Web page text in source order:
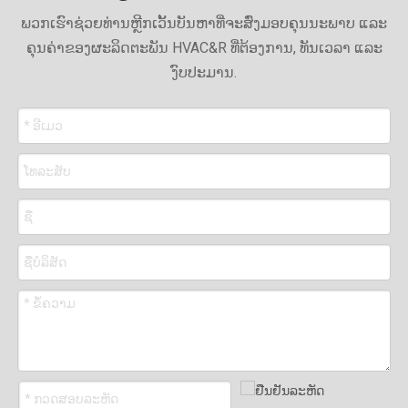
ພວກເຮົາຊ່ວຍທ່ານຫຼີກເວັ້ນບັນຫາທີ່ຈະສົ່ງມອບຄຸນນະພາບ ແລະ
ຄຸນຄ່າຂອງຜະລິດຕະພັນ HVAC&R ທີ່ຕ້ອງການ, ທັນເວລາ ແລະ
ງົບປະມານ.